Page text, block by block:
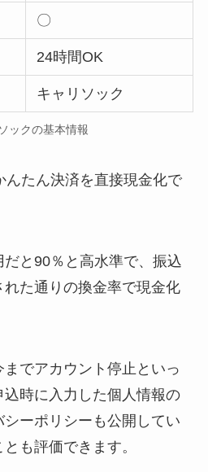
〇
24時間OK
キャリソック
ックの基本情報
んたん決済を直接現金化で
と90％と高水準で、振込
た通りの換金率で現金化
でアカウント停止といっ
時に入力した個人情報の
ーポリシーも公開してい
も評価できます。